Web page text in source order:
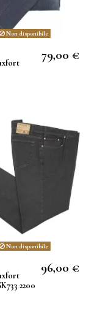
Non disponibile
79,00 €
Non disponibile
2200
96,00 €